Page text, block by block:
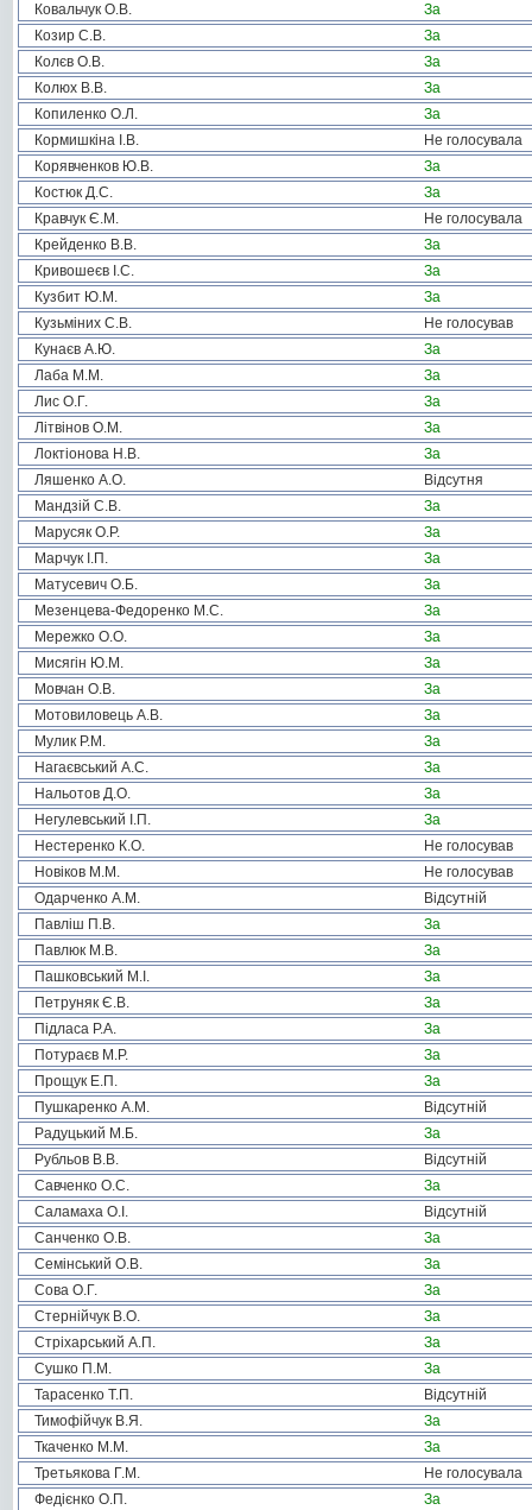
Ковальчук О.В.
За
Козир С.В.
За
Колєв О.В.
За
Колюх В.В.
За
Копиленко О.Л.
За
Кормишкіна І.В.
Не голосувала
Корявченков Ю.В.
За
Костюк Д.С.
За
Кравчук Є.М.
Не голосувала
Крейденко В.В.
За
Кривошеєв І.С.
За
Кузбит Ю.М.
За
Кузьміних С.В.
Не голосував
Кунаєв А.Ю.
За
Лаба М.М.
За
Лис О.Г.
За
Літвінов О.М.
За
Локтіонова Н.В.
За
Ляшенко А.О.
Відсутня
Мандзій С.В.
За
Марусяк О.Р.
За
Марчук І.П.
За
Матусевич О.Б.
За
Мезенцева-Федоренко М.С.
За
Мережко О.О.
За
Мисягін Ю.М.
За
Мовчан О.В.
За
Мотовиловець А.В.
За
Мулик Р.М.
За
Нагаєвський А.С.
За
Нальотов Д.О.
За
Негулевський І.П.
За
Нестеренко К.О.
Не голосував
Новіков М.М.
Не голосував
Одарченко А.М.
Відсутній
Павліш П.В.
За
Павлюк М.В.
За
Пашковський М.І.
За
Петруняк Є.В.
За
Підласа Р.А.
За
Потураєв М.Р.
За
Прощук Е.П.
За
Пушкаренко А.М.
Відсутній
Радуцький М.Б.
За
Рубльов В.В.
Відсутній
Савченко О.С.
За
Саламаха О.І.
Відсутній
Санченко О.В.
За
Семінський О.В.
За
Сова О.Г.
За
Стернійчук В.О.
За
Стріхарський А.П.
За
Сушко П.М.
За
Тарасенко Т.П.
Відсутній
Тимофійчук В.Я.
За
Ткаченко М.М.
За
Третьякова Г.М.
Не голосувала
Федієнко О.П.
За